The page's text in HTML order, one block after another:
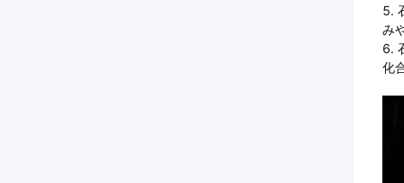
5.
み
6.
化